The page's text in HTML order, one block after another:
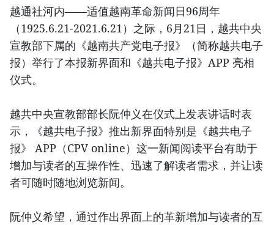
越通社河内——适值越南革命新闻日96周年
（1925.6.21-2021.6.21）之际，6月21日，越共中央
宣教部下属的《越南共产党电子报》（简称越共电子
报）举行了本报新界面和《越共电子报》APP 亮相
仪式。
越共中央宣教部部长阮仲义在仪式上发表讲话时表
示，《越共电子报》推出新界面特别是《越共电子
报》 APP（CPV online）这一新闻阅读平台有助于
增加与读者的互操作性、迅速了解读者需求，并让读
者可随时随地浏览新闻。
阮仲义希望，通过作出界面上的革新增加与读者的互